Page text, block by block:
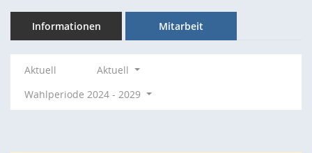
Informationen Mitarbeit
Aktuell
Aktuell
Wahlperiode 2024 - 2029